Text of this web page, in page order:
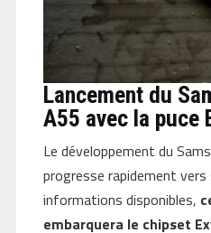
Lancement du
A55 avec la puce
Le développement du
progresse rapidement
informations disponibles,
embarquera le chipset